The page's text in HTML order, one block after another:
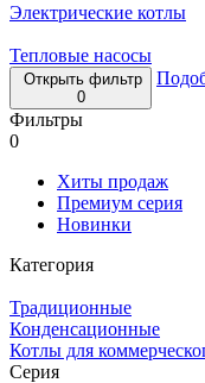
Электрические котлы
Тепловые насосы
Открыть фильтр
0
Фильтры
0
Хиты продаж
Премиум серия
Новинки
Категория
Традиционные
Конденсационные
Котлы для
Серия